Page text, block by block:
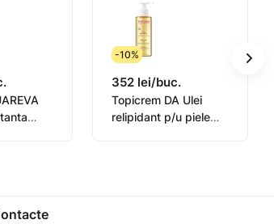
-10%
352 lei/buc.
Topicrem DA Ulei
relipidant p/u piele